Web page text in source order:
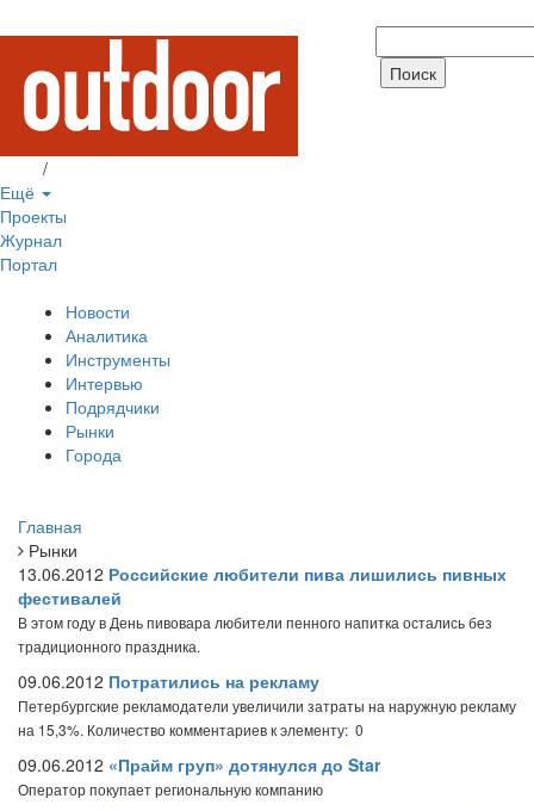
/
Ещё
Проекты
Журнал
Портал
Новости
Аналитика
Инструменты
Интервью
Подрядчики
Рынки
Города
Главная
Рынки
13.06.2012 Российские любители пива лишились пивных
фестивалей
В этом году в День пивовара любители пенного напитка остались без
традиционного праздника.
09.06.2012 Потратились на рекламу
Петербургские рекламодатели увеличили затраты на наружную рекламу
на 15,3%. Количество комментариев к элементу: 0
09.06.2012 «Прайм груп» дотянулся до Star
Оператор покупает региональную компанию